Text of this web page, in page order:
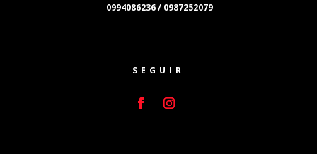
0994086236 / 0987252079
SEGUIR